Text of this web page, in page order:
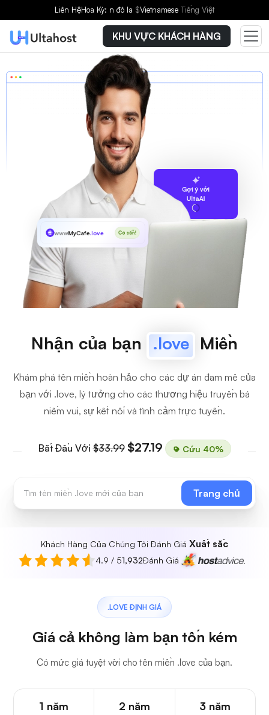
Liên HệHoa Kỳ: n đô la $Vietnamese Tiếng Việt
KHU VỰC KHÁCH HÀNG
Gợi ý với
UltaAI
wwwMyCafe.love Có sẵn!
Nhận của bạn .love Miền
Khám phá tên miền hoàn hảo cho các dự án đam mê của
bạn với .love, lý tưởng cho các thương hiệu truyền bá
niềm vui, sự kết nối và tình cảm trực tuyến.
Bắt Đầu Với$33.99 $27.19 Cứu 40%
Trang chủ
Khách Hàng Của Chúng Tôi Đánh Giá Xuất sắc
4.9 / 51,932Đánh Giá
.LOVE ĐỊNH GIÁ
Giá cả không làm bạn tốn kém
Có mức giá tuyệt vời cho tên miền .love của bạn.
1 năm 2 năm 3 năm